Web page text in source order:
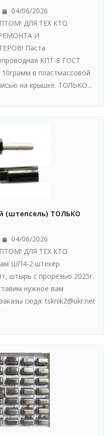
04/06/2026
ДЛЯ ТЕХ КТО
И
Паста
КПТ-8 ГОСТ
в пластмассовой
на крышке. ТОЛЬКО...
(штепсель) ТОЛЬКО
04/06/2026
ДЛЯ ТЕХ КТО
ШП4-2 штекер
штырь с прорезью 2025г.
нужное вам
сюда: tsknik2@ukr.net